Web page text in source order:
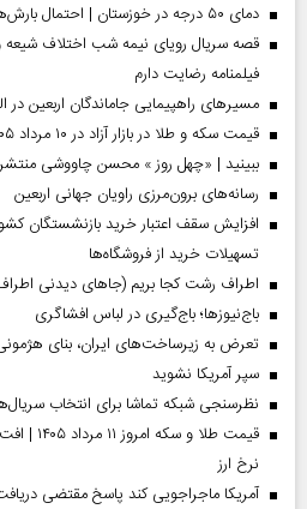
دمای ۵۰ درجه در خوزستان | احتمال بارش‌های سیل‌آسا در ۳ استان
قصه سریال رویای نیمه شب اختلاف
فیلمنامه رضایت دارم
مسیر‌های راهپیمایی جاماندگان اربعین در
قیمت سکه و طلا در بازار آزاد در ۱۰ مرداد ۱۴۰۵
ببینید | «چهل روز » محسن چاووشی
رسانه‌های برون‌مرزی راویان جهانی اربعین
افزایش سقف اعتبار خرید بازنشستگان
تسهیلات خرید از فروشگاه‌ها
اطراف رشت کجا بریم (جاهای دیدنی
باج‌نیوزها؛ باج‌گیری در لباس افشاگری
تعرض به زیرساخت‌های ایران، بنای هژمونی
سپر آمریکا نشوید
نظرسنجی شبکه تماشا برای انتخاب
قیمت
نرخ ارز
آمریکا ماجراجویی کند پاسخ مقتضی